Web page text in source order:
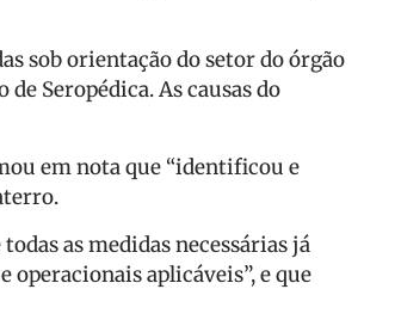
sob orientação do setor do órgão
Seropédica. As causas do
em nota que “identificou e
as medidas necessárias já
aplicáveis”, e que